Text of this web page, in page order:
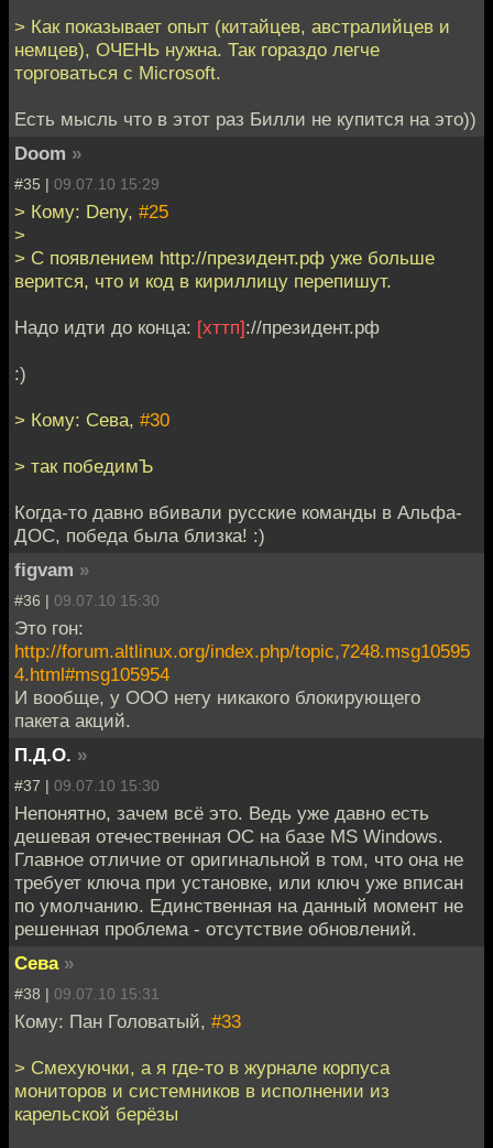
> Как показывает опыт (китайцев, австралийцев и
немцев), ОЧЕНЬ нужна. Так гораздо легче
торговаться с Microsoft.
Есть мысль что в этот раз Билли не купится на это))
Doom »
#35 | 09.07.10 15:29
> Кому: Deny, #25
>
> С появлением http://президент.рф уже больше
верится, что и код в кириллицу перепишут.
Надо идти до конца: [хттп]://президент.рф
:)
> Кому: Сева, #30
> так победимЪ
Когда-то давно вбивали русские команды в Альфа-
ДОС, победа была близка! :)
figvam »
#36 | 09.07.10 15:30
Это гон:
http://forum.altlinux.org/index.php/topic,7248.msg10595
4.html#msg105954
И вообще, у ООО нету никакого блокирующего
пакета акций.
П.Д.О. »
#37 | 09.07.10 15:30
Непонятно, зачем всё это. Ведь уже давно есть
дешевая отечественная ОС на базе MS Windows.
Главное отличие от оригинальной в том, что она не
требует ключа при установке, или ключ уже вписан
по умолчанию. Единственная на данный момент не
решенная проблема - отсутствие обновлений.
Сева »
#38 | 09.07.10 15:31
Кому: Пан Головатый, #33
> Смехуючки, а я где-то в журнале корпуса
мониторов и системников в исполнении из
карельской берёзы